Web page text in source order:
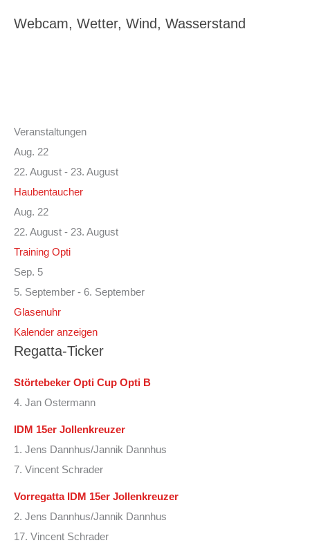
Webcam, Wetter, Wind, Wasserstand
Veranstaltungen
Aug. 22
22. August - 23. August
Haubentaucher
Aug. 22
22. August - 23. August
Training Opti
Sep. 5
5. September - 6. September
Glasenuhr
Kalender anzeigen
Regatta-Ticker
Störtebeker Opti Cup Opti B
4. Jan Ostermann
IDM 15er Jollenkreuzer
1. Jens Dannhus/Jannik Dannhus
7. Vincent Schrader
Vorregatta IDM 15er Jollenkreuzer
2. Jens Dannhus/Jannik Dannhus
17. Vincent Schrader